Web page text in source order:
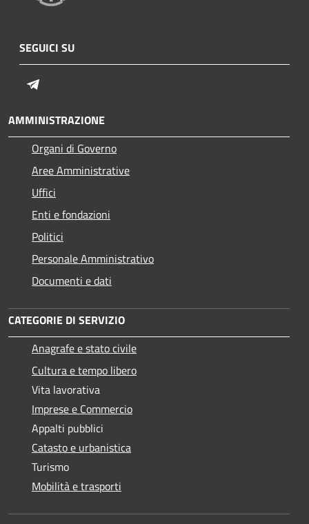
SEGUICI SU
AMMINISTRAZIONE
Organi di Governo
Aree Amministrative
Uffici
Enti e fondazioni
Politici
Personale Amministrativo
Documenti e dati
CATEGORIE DI SERVIZIO
Anagrafe e stato civile
Cultura e tempo libero
Vita lavorativa
Imprese e Commercio
Appalti pubblici
Catasto e urbanistica
Turismo
Mobilità e trasporti